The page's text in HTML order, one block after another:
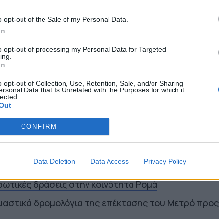
opt-out of the Sale of my Personal Data.
opt-out of processing my Personal Data for Targeted
opt-out of Collection, Use, Retention, Sale, and/or Sharing
Data that Is Unrelated with the Purposes for which it
CONFIRM
Data Deletion Data Access Privacy Policy
για όλους
9 παιδικές χαρές στον Δήμο Πύργου
δράσεις στην κοινότητα Ρομά
δρομολόγια της επέκτασης του Μετρό